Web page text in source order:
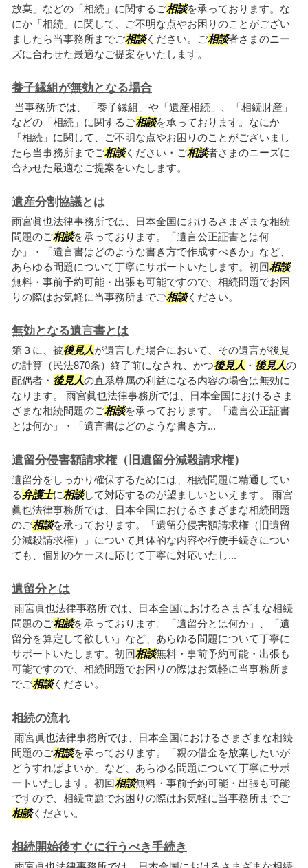
放棄」などの「相続」に関するご相談を承っております。な
にか「相続」に関して、ご不明な点やお困りのことがござい
ましたら当事務所までご相談ください。ご相談者さまのニー
ズに合わせた最適なご提案をいたします。
養子縁組が無効となる場合
当事務所では、「養子縁組」や「遺産相続」、「相続財産」
などの「相続」に関するご相談を承っております。なにか
「相続」に関して、ご不明な点やお困りのことがございまし
たら当事務所までご相談ください・ご相談者さまのニーズに
合わせた最適なご提案をいたします。
遺産分割協議とは
雨宮眞也法律事務所では、日本全国におけるさまざまな相続
問題のご相談を承っております。「遺言公正証書とは何
か」・「遺言書はどのような書き方で作成すべきか」など、
あらゆる問題について丁寧にサポートいたします。初回相談
無料・事前予約可能・出張も可能ですので、相続問題でお困
りの際はお気軽に当事務所までご相談ください。
無効となる遺言書とは
第３に、被後見人が遺言した場合において、その遺言が後見
の計算（民法870条）終了前になされ、かつ後見人 ・ 後見人の
配偶者・ 後見人の直系尊属の利益になる内容の場合は無効に
なります。 雨宮眞也法律事務所では、日本全国におけるさま
ざまな相続問題のご相談を承っております。「遺言公正証書
とは何か」・「遺言書はどのような書き方...
遺留分侵害額請求権（旧遺留分減殺請求権）
遺留分をしっかり確保するためには、相続問題に精通してい
る弁護士に相談して対応するのが望ましいといえます。 雨宮
眞也法律事務所では、日本全国におけるさまざまな相続問題
のご相談を承っております。「遺留分侵害額請求権（旧遺留
分減殺請求権）」について具体的な内容や行使手続きについ
ても、個別のケースに応じて丁寧に対応いたし...
遺留分とは
雨宮眞也法律事務所では、日本全国におけるさまざまな相続
問題のご相談を承っております。「遺留分とは何か」、「遺
留分を算定して欲しい」など、あらゆる問題について丁寧に
サポートいたします。初回相談無料・事前予約可能・出張も
可能ですので、相続問題でお困りの際はお気軽に当事務所ま
でご相談ください。
相続の流れ
雨宮眞也法律事務所では、日本全国におけるさまざまな相続
問題のご相談を承っております。「親の借金を放棄したいが
どうすればよいか」など、あらゆる問題について丁寧にサポ
ートいたします。初回相談無料・事前予約可能・出張も可能
ですので、相続問題でお困りの際はお気軽に当事務所までご
相談ください。
相続開始後すぐに行うべき手続き